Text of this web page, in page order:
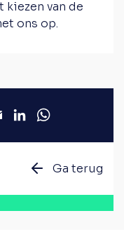
van de
ons op.
LinkedInWhatsApp
Ga terug